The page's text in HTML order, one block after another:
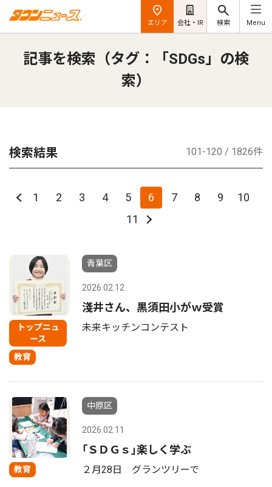
エリア 会社・IR 検索 Menu
記事を検索（タグ：「SDGs」の検
索）
検索結果 101-120 / 1826件
1 2 3 4 5 6 7 8 9
10
11
トップニュ
ース
教育
青葉区
2026.02.12
淺井さん、黒須田小がｗ受賞
未来キッチンコンテスト
教育
中原区
2026.02.11
｢ＳＤＧｓ｣楽しく学ぶ
２月28日 グランツリーで